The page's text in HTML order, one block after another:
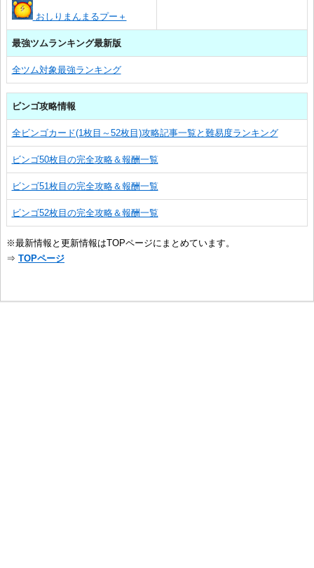
おしりまんまるプー＋
最強ツムランキング最新版
全ツム対象最強ランキング
ビンゴ攻略情報
全ビンゴカード(1枚目～52枚目)攻略記事一覧と難易度ランキング
ビンゴ50枚目の完全攻略＆報酬一覧
ビンゴ51枚目の完全攻略＆報酬一覧
ビンゴ52枚目の完全攻略＆報酬一覧
※最新情報と更新情報はTOPページにまとめています。
⇒ TOPページ